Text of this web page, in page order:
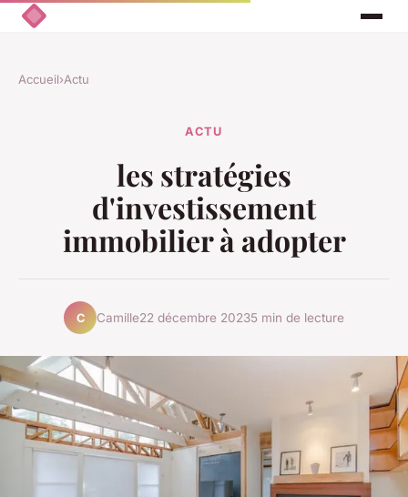
Accueil›Actu
ACTU
les stratégies
d'investissement
immobilier à adopter
C Camille22 décembre 20235 min de lecture